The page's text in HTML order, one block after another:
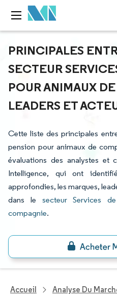
PRINCIPALES
SECTEUR
POUR ANIMAUX
LEADERS ET
Cette liste des principales
pension pour animaux de
évaluations des analystes et
Intelligence, qui ont
approfondies, les marques,
dans le secteur Services
compagnie.
Accueil Analyse Du